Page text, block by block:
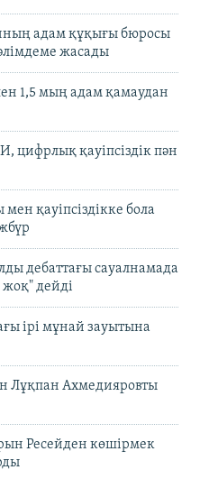
адам құқығы бюросы
жасады
1,5 мың адам қамаудан
цифрлық қауіпсіздік пән
қауіпсіздікке бола
дебаттағы сауалнамада
дейді
ірі мұнай зауытына
Лұқпан Ахмедияровты
Ресейден көшірмек